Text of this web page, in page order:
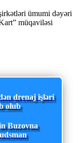
ümumi dəyəri
müqaviləsi
drenaj işləri
olub
Buzovna